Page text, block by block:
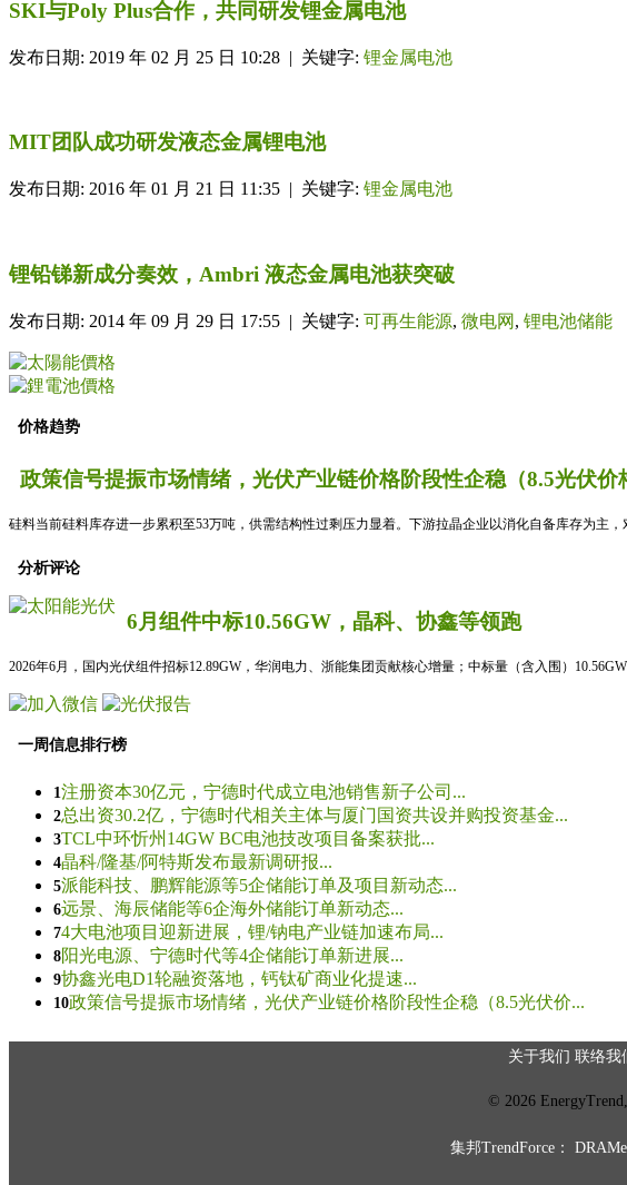
SKI与Poly Plus合作，共同研发锂金属电池
发布日期: 2019 年 02 月 25 日 10:28 | 关键字: 锂金属电池
MIT团队成功研发液态金属锂电池
发布日期: 2016 年 01 月 21 日 11:35 | 关键字: 锂金属电池
锂铅锑新成分奏效，Ambri 液态金属电池获突破
发布日期: 2014 年 09 月 29 日 17:55 | 关键字: 可再生能源, 微电网 , 锂电池储能
价格趋势
政策信号提振市场情绪，光伏产业链价格阶段性企稳（8.5光伏价
硅料当前硅料库存进一步累积至53万吨，供需结构性过剩压力显着。下游拉晶企业以消化自备库存为主
分析评论
6月组件中标10.56GW，晶科、协鑫等领跑
2026年6月，国内光伏组件招标12.89GW，华润电力、浙能集团贡献核心增量；中标量（含入围）
一周信息排行榜
1注册资本30亿元，宁德时代成立电池销售新子公司...
2总出资30.2亿，宁德时代相关主体与厦门国资共设并购投资基金...
3TCL中环忻州14GW BC电池技改项目备案获批...
4晶科/隆基/阿特斯发布最新调研报...
5派能科技、鹏辉能源等5企储能订单及项目新动态...
6远景、海辰储能等6企海外储能订单新动态...
74大电池项目迎新进展，锂/钠电产业链加速布局...
8阳光电源、宁德时代等4企储能订单新进展...
9协鑫光电D1轮融资落地，钙钛矿商业化提速...
10政策信号提振市场情绪，光伏产业链价格阶段性企稳（8.5光伏价...
关于我们 联络我
© 2026
集邦TrendForce：